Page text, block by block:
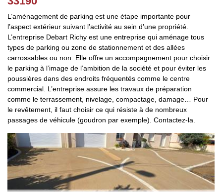
L’aménagement de parking est une étape importante pour
l’aspect extérieur suivant l’activité au sein d’une propriété.
L’entreprise Debart Richy est une entreprise qui aménage tous
types de parking ou zone de stationnement et des allées
carrossables ou non. Elle offre un accompagnement pour choisir
le parking à l’image de l’ambition de la société et pour éviter les
poussières dans des endroits fréquentés comme le centre
commercial. L’entreprise assure les travaux de préparation
comme le terrassement, nivelage, compactage, damage… Pour
le revêtement, il faut choisir ce qui résiste à de nombreux
passages de véhicule (goudron par exemple). Contactez-la.